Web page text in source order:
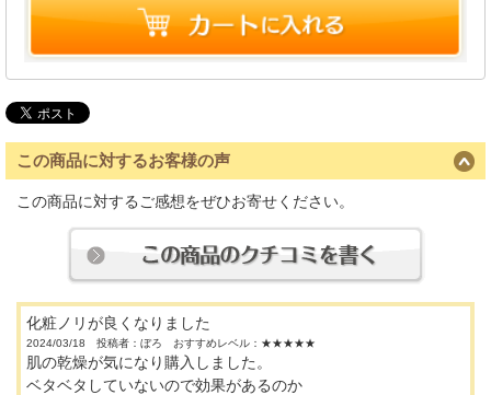
この商品に対するお客様の声
この商品に対するご感想をぜひお寄せください。
化粧ノリが良くなりました
2024/03/18 投稿者：ぼろ おすすめレベル： ★★★★★
肌の乾燥が気になり購入しました。
ベタベタしていないので効果があるのか